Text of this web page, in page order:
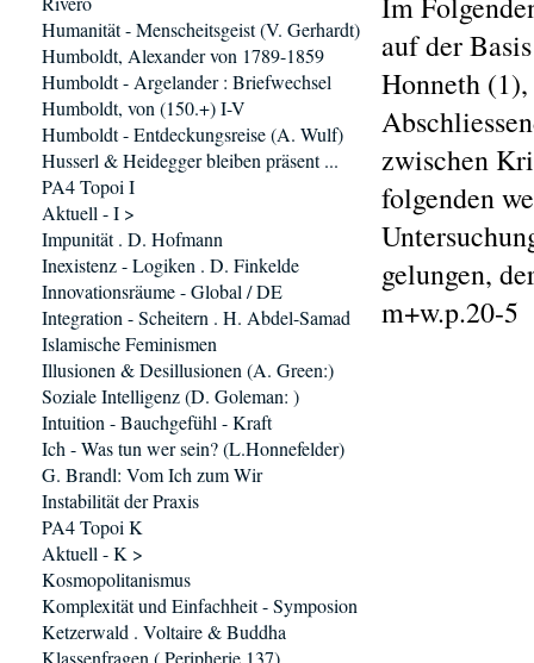
auf der
Honneth
zwischen
folgenden
gelungen,
m+w.p.20-5
Humanität - Menscheitsgeist (V. Gerhardt)
Humboldt, Alexander von 1789-1859
Humboldt - Argelander : Briefwechsel
Humboldt, von (150.+) I-V
Humboldt - Entdeckungsreise (A. Wulf)
Husserl & Heidegger bleiben präsent ...
PA4 Topoi I
Aktuell - I >
Impunität . D. Hofmann
Inexistenz - Logiken . D. Finkelde
Innovationsräume - Global / DE
Integration - Scheitern . H. Abdel-Samad
Islamische Feminismen
Illusionen & Desillusionen (A. Green:)
Soziale Intelligenz (D. Goleman: )
Intuition - Bauchgefühl - Kraft
Ich - Was tun wer sein? (L.Honnefelder)
G. Brandl: Vom Ich zum Wir
Instabilität der Praxis
PA4 Topoi K
Aktuell - K >
Kosmopolitanismus
Komplexität und Einfachheit - Symposion
Ketzerwald . Voltaire & Buddha
Klassenfragen ( Peripherie 137)